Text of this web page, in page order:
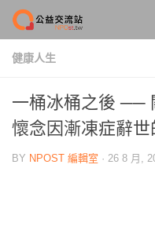
Skip to content
健康人生
一桶冰桶之後 ──
懷念因漸凍症辭世
BY NPOST 編輯室 · 26 8 月,